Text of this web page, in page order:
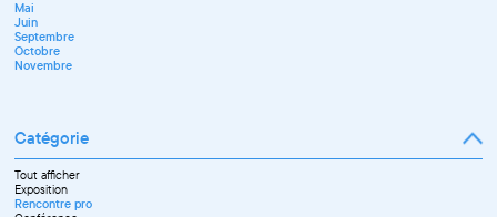
Mai
Juin
Septembre
Octobre
Novembre
Catégorie
Tout afficher
Exposition
Rencontre pro